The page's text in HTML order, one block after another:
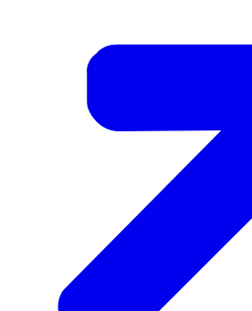
Wat uw rechten zijn
brief informeren over uw
de woningcorporatie doen
ze over het overlijden van uw
Wat uw rechten zijn, hangt af
Bent u tussen de 16 jaar en
het grootste deel van de week
overleden ouder(s)? En staat u
ingeschreven in de
Huurtoeslag vraagt u aan bij